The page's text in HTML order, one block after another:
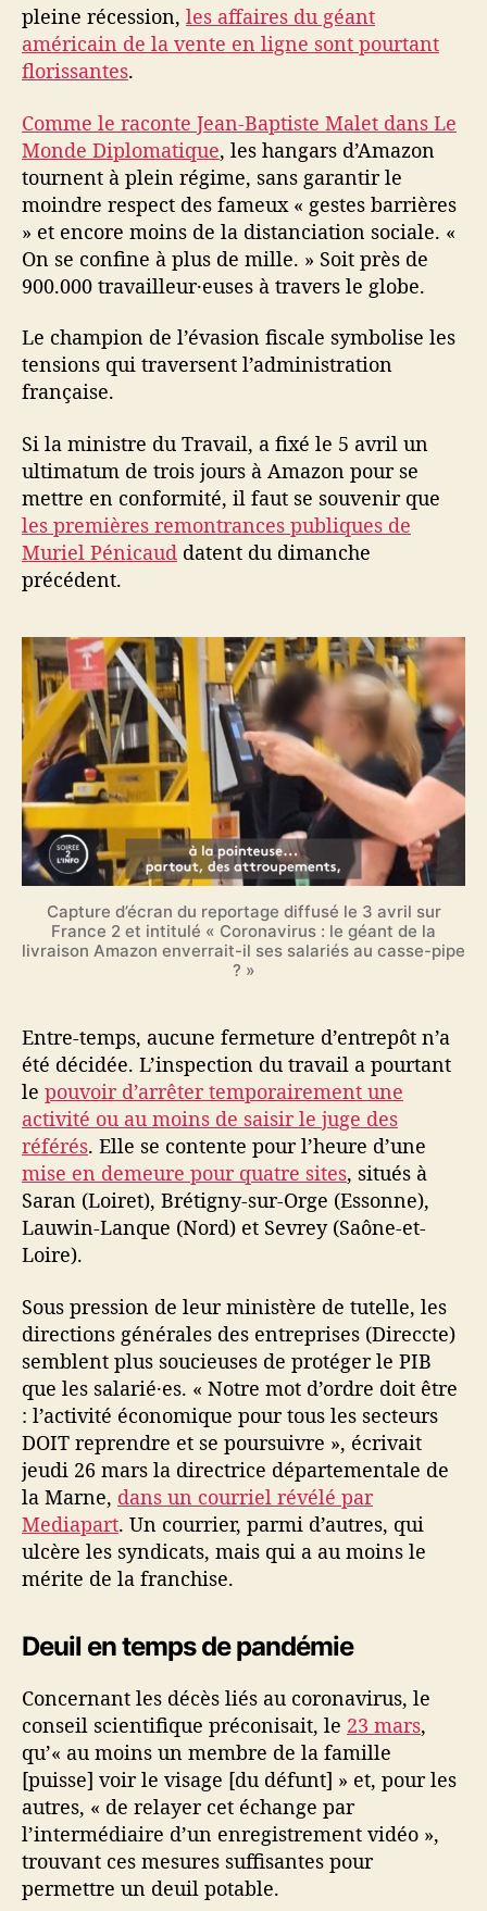
pleine récession, les affaires du géant
américain de la vente en ligne sont pourtant
florissantes.
Comme le raconte Jean-Baptiste Malet dans Le
Monde Diplomatique, les hangars d’Amazon
tournent à plein régime, sans garantir le
moindre respect des fameux « gestes barrières
» et encore moins de la distanciation sociale. «
On se confine à plus de mille. » Soit près de
900.000 travailleur·euses à travers le globe.
Le champion de l’évasion fiscale symbolise les
tensions qui traversent l’administration
française.
Si la ministre du Travail, a fixé le 5 avril un
ultimatum de trois jours à Amazon pour se
mettre en conformité, il faut se souvenir que
les premières remontrances publiques de
Muriel Pénicaud datent du dimanche
précédent.
Capture d’écran du reportage diffusé le 3 avril sur
France 2 et intitulé « Coronavirus : le géant de la
livraison Amazon enverrait-il ses salariés au casse-pipe
? »
Entre-temps, aucune fermeture d’entrepôt n’a
été décidée. L’inspection du travail a pourtant
le pouvoir d’arrêter temporairement une
activité ou au moins de saisir le juge des
référés. Elle se contente pour l’heure d’une
mise en demeure pour quatre sites, situés à
Saran (Loiret), Brétigny-sur-Orge (Essonne),
Lauwin-Lanque (Nord) et Sevrey (Saône-et-
Loire).
Sous pression de leur ministère de tutelle, les
directions générales des entreprises (Direccte)
semblent plus soucieuses de protéger le PIB
que les salarié·es. « Notre mot d’ordre doit être
: l’activité économique pour tous les secteurs
DOIT reprendre et se poursuivre », écrivait
jeudi 26 mars la directrice départementale de
la Marne, dans un courriel révélé par
Mediapart. Un courrier, parmi d’autres, qui
ulcère les syndicats, mais qui a au moins le
mérite de la franchise.
Deuil en temps de pandémie
Concernant les décès liés au coronavirus, le
conseil scientifique préconisait, le 23 mars,
qu’« au moins un membre de la famille
[puisse] voir le visage [du défunt] » et, pour les
autres, « de relayer cet échange par
l’intermédiaire d’un enregistrement vidéo »,
trouvant ces mesures suffisantes pour
permettre un deuil potable.